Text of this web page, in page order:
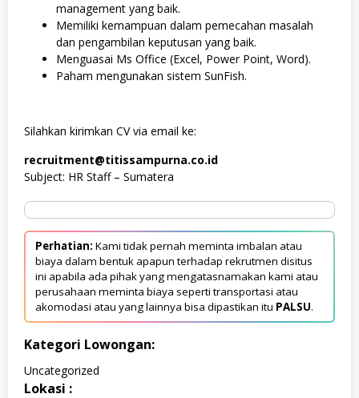
management yang baik.
Memiliki kemampuan dalam pemecahan masalah
dan pengambilan keputusan yang baik.
Menguasai Ms Office (Excel, Power Point, Word).
Paham mengunakan sistem SunFish.
Silahkan kirimkan CV via email ke:
recruitment@titissampurna.co.id
Subject: HR Staff – Sumatera
Perhatian: Kami tidak pernah meminta imbalan atau
biaya dalam bentuk apapun terhadap rekrutmen disitus
ini apabila ada pihak yang mengatasnamakan kami atau
perusahaan meminta biaya seperti transportasi atau
akomodasi atau yang lainnya bisa dipastikan itu PALSU.
Kategori Lowongan:
Uncategorized
Lokasi :